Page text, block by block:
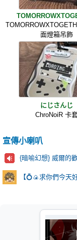
面燈箱吊飾
にじさんじ
ChroNoiR 卡
宣傳小喇叭
{暗喻幻想} 威爾的
【💍🍙求你們今天